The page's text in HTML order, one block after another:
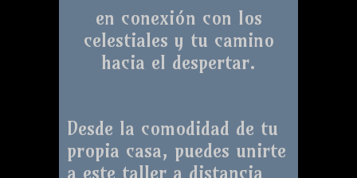
en conexión con los
celestiales y tu camino
hacia el despertar.
Desde la comodidad de tu
propia casa, puedes unirte
a este taller a distancia